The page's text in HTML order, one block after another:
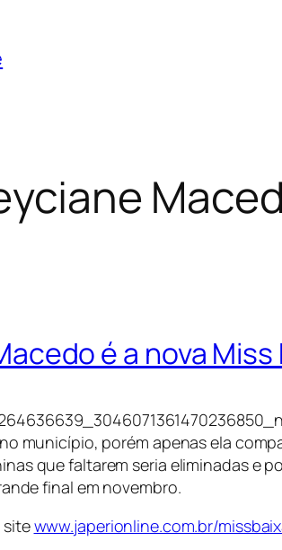
é a nova
município, porém apenas ela
que faltarem seria eliminadas e
final em novembro.
sitewww.japerionline.com.br/